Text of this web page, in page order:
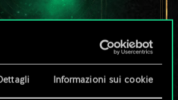
Informazioni sui cookie
è solo un